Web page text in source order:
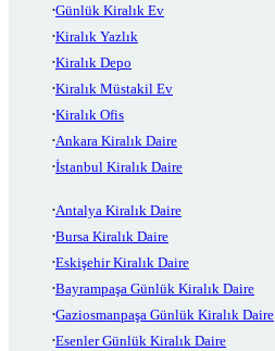
Günlük Kiralık Ev
Kiralık Yazlık
Kiralık Depo
Kiralık Müstakil Ev
Kiralık Ofis
Ankara Kiralık Daire
İstanbul Kiralık Daire
Antalya Kiralık Daire
Bursa Kiralık Daire
Eskişehir Kiralık Daire
Bayrampaşa Günlük Kiralık Daire
Gaziosmanpaşa Günlük Kiralık Daire
Esenler Günlük Kiralık Daire